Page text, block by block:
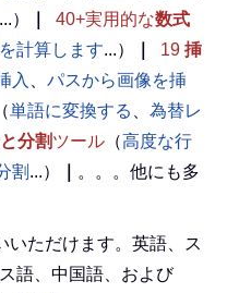
...） 40+実用的な数式
計算します...） 19 挿
入
パスから画像を挿
（単語に変換する
為替レ
分割ツール （高度な行
割 ...）
。。。他にも多
いただけます。英語、ス
語、中国語、および